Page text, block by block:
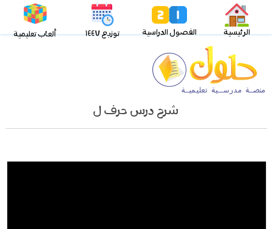
الرئيسية الفصول الدراسية توزيع ١٤٤٧ ألعاب تعليمية
شرح درس حرف ل